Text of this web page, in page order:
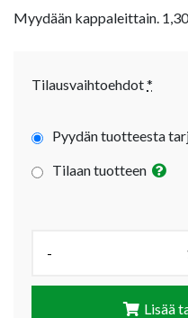
Myydään kappaleittain.
Tilausvaihtoehdot*
Pyydän tuotteesta
Tilaan tuotteen
-
Lisää